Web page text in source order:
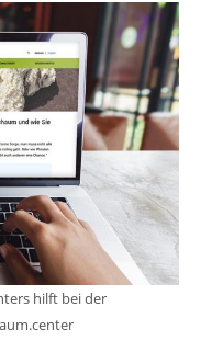
hilft bei der